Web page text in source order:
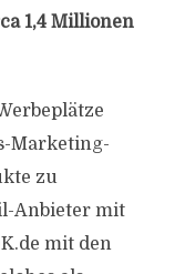
1,4 Millionen
Marketing-
zu
Anbieter mit
mit den